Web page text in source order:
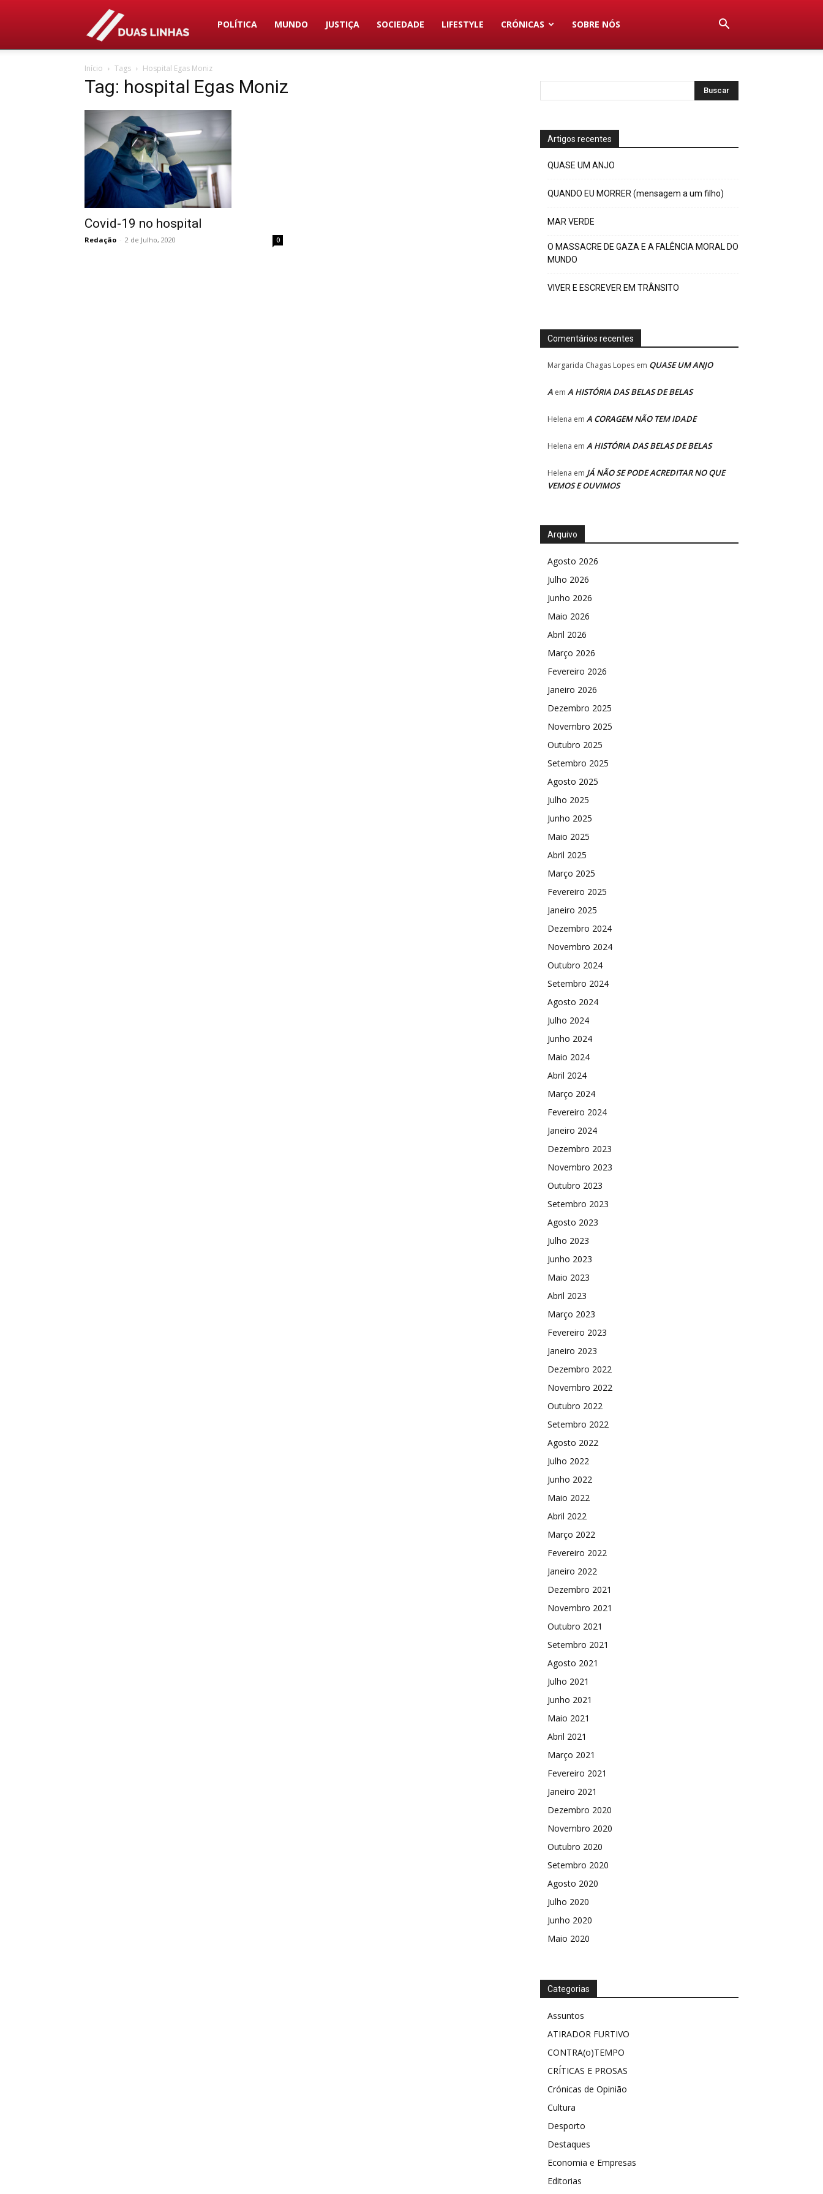
Duas
Linhas
POLÍTICA MUNDO JUSTIÇA SOCIEDADE LIFESTYLE CRÓNICAS SOBRE NÓS
Início Tags Hospital Egas Moniz
Tag: hospital Egas Moniz
Covid-19 no hospital
Redação - 2 de Julho, 2020 0
Artigos recentes
QUASE UM ANJO
QUANDO EU MORRER (mensagem a um filho)
MAR VERDE
O MASSACRE DE GAZA E A FALÊNCIA MORAL DO
MUNDO
VIVER E ESCREVER EM TRÂNSITO
Comentários recentes
Margarida Chagas Lopes em QUASE UM ANJO
A em A HISTÓRIA DAS BELAS DE BELAS
Helena em A CORAGEM NÃO TEM IDADE
Helena em A HISTÓRIA DAS BELAS DE BELAS
Helena em JÁ NÃO SE PODE ACREDITAR NO QUE
VEMOS E OUVIMOS
Arquivo
Agosto 2026
Julho 2026
Junho 2026
Maio 2026
Abril 2026
Março 2026
Fevereiro 2026
Janeiro 2026
Dezembro 2025
Novembro 2025
Outubro 2025
Setembro 2025
Agosto 2025
Julho 2025
Junho 2025
Maio 2025
Abril 2025
Março 2025
Fevereiro 2025
Janeiro 2025
Dezembro 2024
Novembro 2024
Outubro 2024
Setembro 2024
Agosto 2024
Julho 2024
Junho 2024
Maio 2024
Abril 2024
Março 2024
Fevereiro 2024
Janeiro 2024
Dezembro 2023
Novembro 2023
Outubro 2023
Setembro 2023
Agosto 2023
Julho 2023
Junho 2023
Maio 2023
Abril 2023
Março 2023
Fevereiro 2023
Janeiro 2023
Dezembro 2022
Novembro 2022
Outubro 2022
Setembro 2022
Agosto 2022
Julho 2022
Junho 2022
Maio 2022
Abril 2022
Março 2022
Fevereiro 2022
Janeiro 2022
Dezembro 2021
Novembro 2021
Outubro 2021
Setembro 2021
Agosto 2021
Julho 2021
Junho 2021
Maio 2021
Abril 2021
Março 2021
Fevereiro 2021
Janeiro 2021
Dezembro 2020
Novembro 2020
Outubro 2020
Setembro 2020
Agosto 2020
Julho 2020
Junho 2020
Maio 2020
Categorias
Assuntos
ATIRADOR FURTIVO
CONTRA(o)TEMPO
CRÍTICAS E PROSAS
Crónicas de Opinião
Cultura
Desporto
Destaques
Economia e Empresas
Editorias